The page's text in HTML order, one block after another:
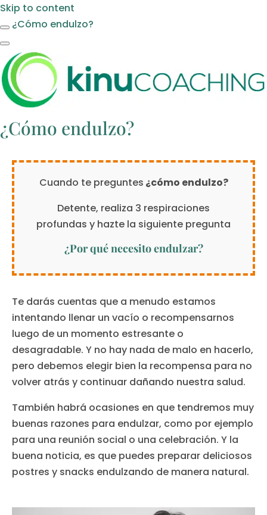
Skip to content
¿Cómo endulzo?
¿Cómo endulzo?
Cuando te preguntes ¿cómo endulzo?
Detente, realiza 3 respiraciones
profundas y hazte la siguiente pregunta
¿Por qué necesito endulzar?
Te darás cuentas que a menudo estamos
intentando llenar un vacío o recompensarnos
luego de un momento estresante o
desagradable. Y no hay nada de malo en hacerlo,
pero debemos elegir bien la recompensa para no
volver atrás y continuar dañando nuestra salud.
También habrá ocasiones en que tendremos muy
buenas razones para endulzar, como por ejemplo
para una reunión social o una celebración. Y la
buena noticia, es que puedes preparar deliciosos
postres y snacks endulzando de manera natural.